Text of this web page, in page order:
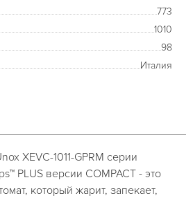
773
1010
98
Италия
XEVC-1011-GPRM серии
PLUS версии COMPACT - это
который жарит, запекает,